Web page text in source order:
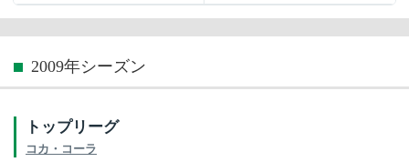
2009年シーズン
トップリーグ
コカ・コーラ